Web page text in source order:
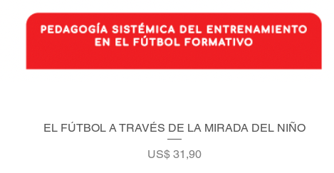
Vista rápida
EL FÚTBOL A TRAVÉS DE LA MIRADA DEL NIÑO
Precio
US$ 31,90